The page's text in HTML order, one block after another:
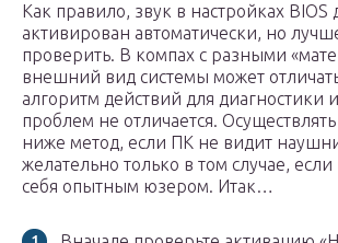
Как правило, звук в настройках
активирован автоматически, но
проверить. В компах с разными
внешний вид системы может
алгоритм действий для диагностики
проблем не отличается.
ниже метод, если ПК не видит
желательно только в том случае,
себя опытным юзером. Итак…